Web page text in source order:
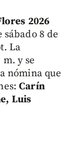
2026
sábado 8 de
La
y se
nómina que
Carín
Luis